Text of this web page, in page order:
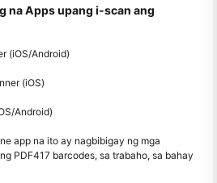
na Apps upang i-scan ang
(iOS/Android)
(iOS)
Android)
app na ito ay nagbibigay ng mga
PDF417 barcodes, sa trabaho, sa bahay